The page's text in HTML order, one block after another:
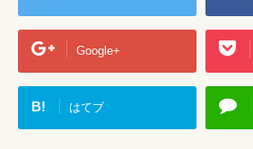
Google+
B! はてブ